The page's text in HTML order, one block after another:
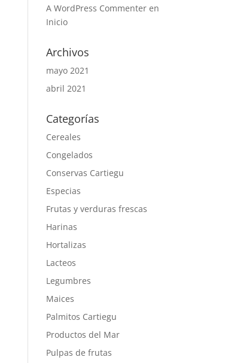
A WordPress Commenter en
Inicio
Archivos
mayo 2021
abril 2021
Categorías
Cereales
Congelados
Conservas Cartiegu
Especias
Frutas y verduras frescas
Harinas
Hortalizas
Lacteos
Legumbres
Maices
Palmitos Cartiegu
Productos del Mar
Pulpas de frutas